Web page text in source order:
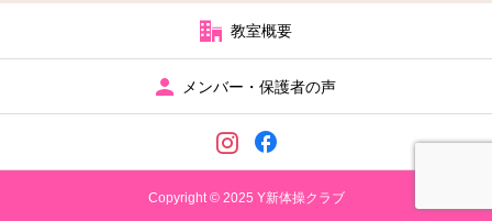
教室概要
メンバー・保護者の声
Copyright © 2025 Y新体操クラブ